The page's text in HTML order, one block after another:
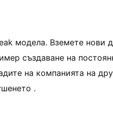
модела. Вземете нови
създаване на
на компанията на
.